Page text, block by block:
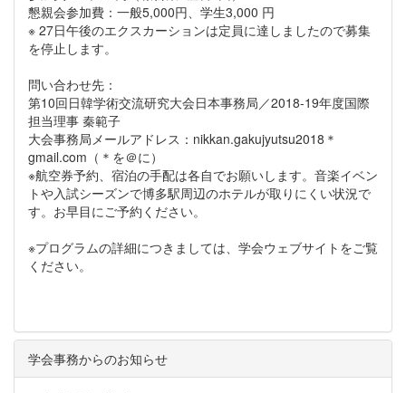
懇親会参加費：一般5,000円、学生3,000 円
※ 27日午後のエクスカーションは定員に達しましたので募集
を停止します。
問い合わせ先：
第10回日韓学術交流研究大会日本事務局／2018-19年度国際
担当理事 秦範子
大会事務局メールアドレス：nikkan.gakujyutsu2018＊
gmail.com（＊を＠に）
※航空券予約、宿泊の手配は各自でお願いします。音楽イベン
トや入試シーズンで博多駅周辺のホテルが取りにくい状況で
す。お早目にご予約ください。
※プログラムの詳細につきましては、学会ウェブサイトをご覧
ください。
学会事務からのお知らせ